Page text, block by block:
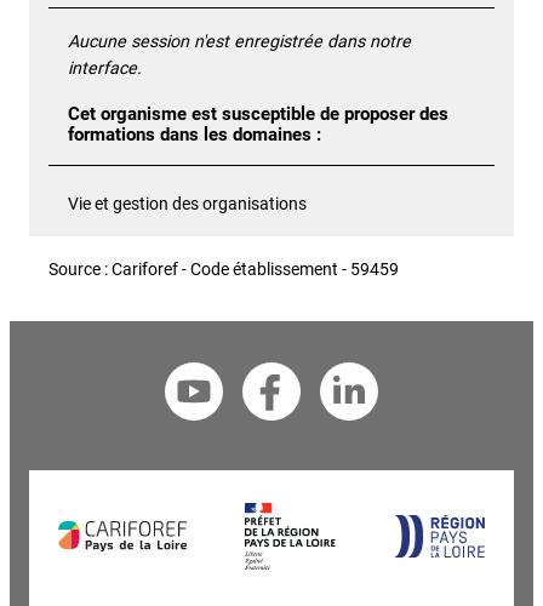
Aucune session n'est enregistrée dans notre
interface.
Cet organisme est susceptible de proposer des
formations dans les domaines :
Vie et gestion des organisations
Source : Cariforef - Code établissement - 59459